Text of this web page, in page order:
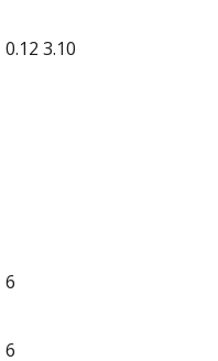
0.12 3.10
6
6